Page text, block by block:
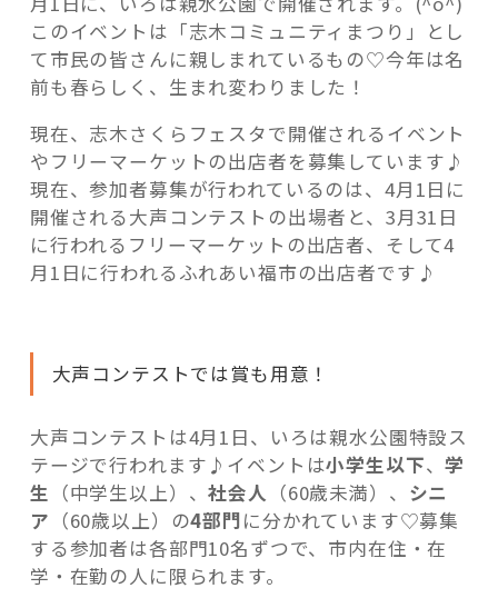
者
を
募
の
このイベントは「志木コミュニティまつり」とし
て市民の皆さんに親しまれているもの♡今年は名
前も春らしく、生まれ変わりました！
現在、志木さくらフェスタで開催されるイベント
やフリーマーケットの出店者を募集しています♪
現在、参加者募集が行われているのは、4月1日に
開催される大声コンテストの出場者と、3月31日
に行われるフリーマーケットの出店者、そして4
月1日に行われるふれあい福市の出店者です♪
大声コンテストでは賞も用意！
大声コンテストは4月1日、いろは親水公園特設ス
テージで行われます♪イベントは小学生以下、学
生 （中学生以上）、社会人 （60歳未満）、 シニ
ア （60歳以上）の4部門に分かれています♡募集
する参加者は各部門10名ずつで、市内在住・在
学・在勤の人に限られます。